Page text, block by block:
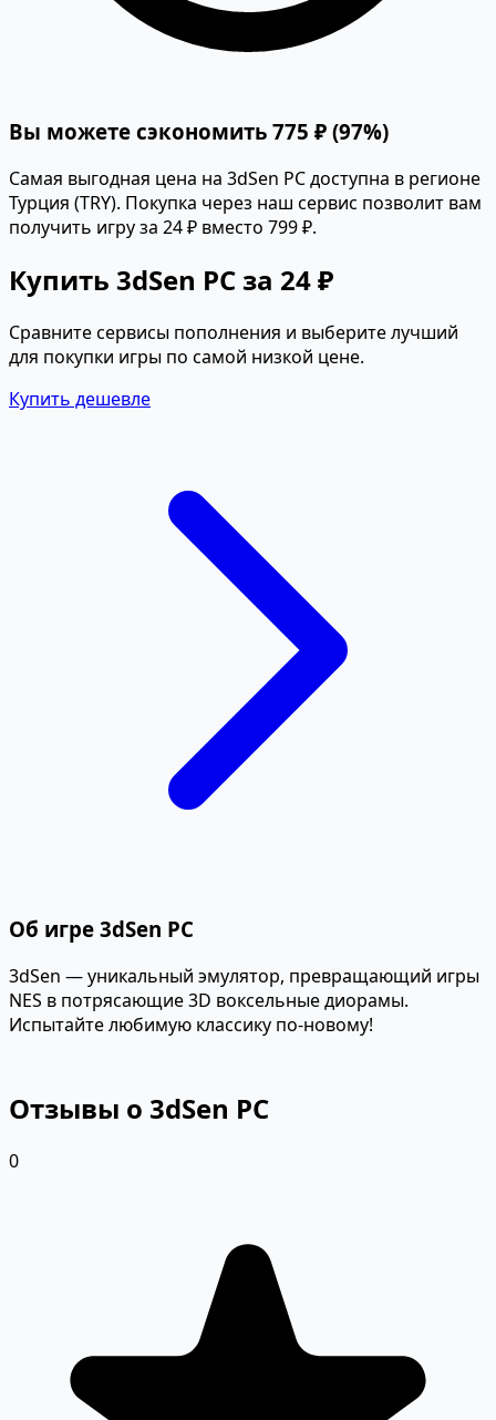
Вы можете сэкономить 775 ₽ (97%)
Самая выгодная цена на 3dSen PC доступна в регионе
Турция (TRY). Покупка через наш сервис позволит вам
получить игру за 24 ₽ вместо 799 ₽.
Купить 3dSen PC за 24 ₽
Сравните сервисы пополнения и выберите лучший
для покупки игры по самой низкой цене.
Купить дешевле
Об игре 3dSen PC
3dSen — уникальный эмулятор, превращающий игры
NES в потрясающие 3D воксельные диорамы.
Испытайте любимую классику по-новому!
Отзывы о 3dSen PC
0